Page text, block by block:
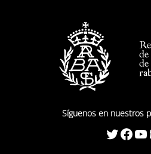
Síguenos en nuestros
Twitter Facebook YouTube